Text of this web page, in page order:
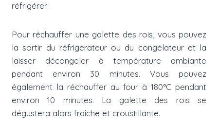
réfrigérer.
Pour réchauffer une galette des rois, vous pouvez
la sortir du réfrigérateur ou du congélateur et la
laisser décongeler à température ambiante
pendant environ 30 minutes. Vous pouvez
également la réchauffer au four à 180°C pendant
environ 10 minutes. La galette des rois se
dégustera alors fraîche et croustillante.